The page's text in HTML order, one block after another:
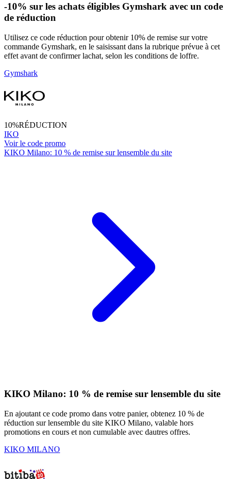
-10% sur les achats éligibles Gymshark avec un code
de réduction
Utilisez ce code réduction pour obtenir 10% de remise sur votre
commande Gymshark, en le saisissant dans la rubrique prévue à cet
effet avant de confirmer lachat, selon les conditions de loffre.
Gymshark
10%RÉDUCTION
IKO
Voir le code promo
KIKO Milano: 10 % de remise sur lensemble du site
KIKO Milano: 10 % de remise sur lensemble du site
En ajoutant ce code promo dans votre panier, obtenez 10 % de
réduction sur lensemble du site KIKO Milano, valable hors
promotions en cours et non cumulable avec dautres offres.
KIKO MILANO